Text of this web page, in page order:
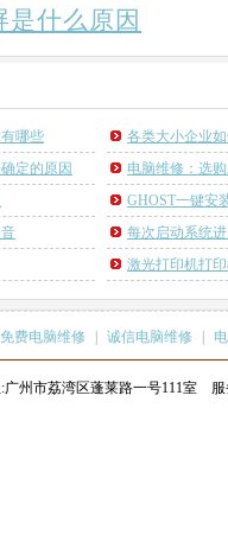
是什么原因
哪些
各类大小企业
定的原因
电脑维修：选
GHOST一键安
每次启动系统
激光打印机打
免费电脑维修 诚信电脑维修
州市荔湾区蓬莱路一号111室 服